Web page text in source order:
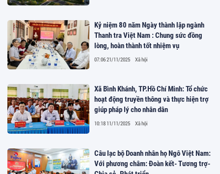
Kỷ niệm 80 năm Ngày thành lập ngành
Thanh tra Việt Nam : Chung sức đồng
lòng, hoàn thành tốt nhiệm vụ
07:06 21/11/2025 Xã hội
Xã Bình Khánh, TP.Hồ Chí Minh: Tổ chức
hoạt động truyền thông và thực hiện trợ
giúp pháp lý cho nhân dân
10:18 11/11/2025 Xã hội
Câu lạc bộ Doanh nhân họ Ngô Việt Nam:
Với phương châm: Đoàn kết- Tương trợ-